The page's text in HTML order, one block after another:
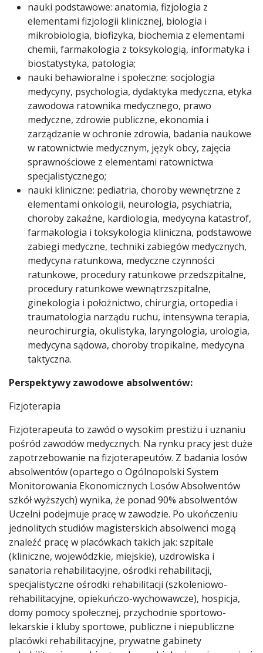
nauki podstawowe: anatomia, fizjologia z
elementami fizjologii klinicznej, biologia i
mikrobiologia, biofizyka, biochemia z elementami
chemii, farmakologia z toksykologią, informatyka i
biostatystyka, patologia;
nauki behawioralne i społeczne: socjologia
medycyny, psychologia, dydaktyka medyczna, etyka
zawodowa ratownika medycznego, prawo
medyczne, zdrowie publiczne, ekonomia i
zarządzanie w ochronie zdrowia, badania naukowe
w ratownictwie medycznym, język obcy, zajęcia
sprawnościowe z elementami ratownictwa
specjalistycznego;
nauki kliniczne: pediatria, choroby wewnętrzne z
elementami onkologii, neurologia, psychiatria,
choroby zakaźne, kardiologia, medycyna katastrof,
farmakologia i toksykologia kliniczna, podstawowe
zabiegi medyczne, techniki zabiegów medycznych,
medycyna ratunkowa, medyczne czynności
ratunkowe, procedury ratunkowe przedszpitalne,
procedury ratunkowe wewnątrzszpitalne,
ginekologia i położnictwo, chirurgia, ortopedia i
traumatologia narządu ruchu, intensywna terapia,
neurochirurgia, okulistyka, laryngologia, urologia,
medycyna sądowa, choroby tropikalne, medycyna
taktyczna.
Perspektywy zawodowe absolwentów:
Fizjoterapia
Fizjoterapeuta to zawód o wysokim prestiżu i uznaniu
pośród zawodów medycznych. Na rynku pracy jest duże
zapotrzebowanie na fizjoterapeutów. Z badania losów
absolwentów (opartego o Ogólnopolski System
Monitorowania Ekonomicznych Losów Absolwentów
szkół wyższych) wynika, że ponad 90% absolwentów
Uczelni podejmuje pracę w zawodzie. Po ukończeniu
jednolitych studiów magisterskich absolwenci mogą
znaleźć pracę w placówkach takich jak: szpitale
(kliniczne, wojewódzkie, miejskie), uzdrowiska i
sanatoria rehabilitacyjne, ośrodki rehabilitacji,
specjalistyczne ośrodki rehabilitacji (szkoleniowo-
rehabilitacyjne, opiekuńczo-wychowawcze), hospicja,
domy pomocy społecznej, przychodnie sportowo-
lekarskie i kluby sportowe, publiczne i niepubliczne
placówki rehabilitacyjne, prywatne gabinety